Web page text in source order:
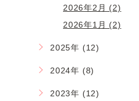
2026年2月 (2)
2026年1月 (2)
2025年 (12)
2024年 (8)
2023年 (12)